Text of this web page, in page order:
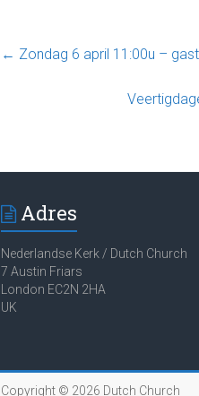
← Zondag 6 april 11:00u –
Adres
Nederlandse Kerk / Dutch Church
7 Austin Friars
London EC2N 2HA
UK
Copyright © 2026 Dutch Church